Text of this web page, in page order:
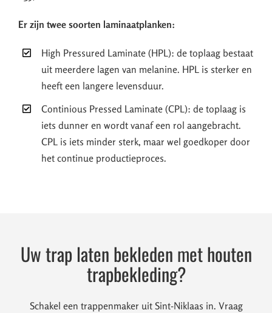
Er zijn twee soorten laminaatplanken:
High Pressured Laminate (HPL): de toplaag bestaat
uit meerdere lagen van melanine. HPL is sterker en
heeft een langere levensduur.
Continious Pressed Laminate (CPL): de toplaag is
iets dunner en wordt vanaf een rol aangebracht.
CPL is iets minder sterk, maar wel goedkoper door
het continue productieproces.
Uw trap laten bekleden met houten
trapbekleding?
Schakel een trappenmaker uit Sint-Niklaas in. Vraag